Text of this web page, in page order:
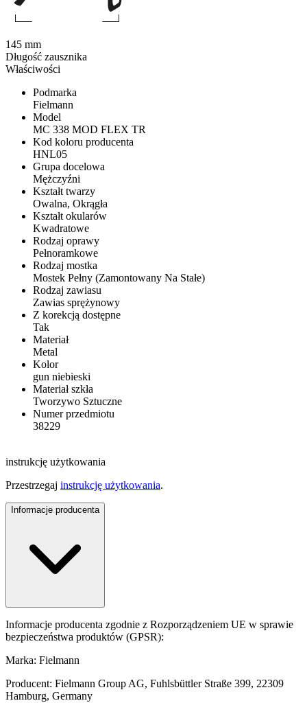
Właściwości
Podmarka
Fielmann
Model
MC 338 MOD FLEX TR
Kod koloru producenta
HNL05
Grupa docelowa
Mężczyźni
Kształt twarzy
Owalna, Okrągła
Kształt okularów
Kwadratowe
Rodzaj oprawy
Pełnoramkowe
Rodzaj mostka
Mostek Pełny (Zamontowany Na Stałe)
Rodzaj zawiasu
Zawias sprężynowy
Z korekcją dostępne
Tak
Materiał
Metal
Kolor
gun niebieski
Materiał szkła
Tworzywo Sztuczne
Numer przedmiotu
38229
instrukcję użytkowania
Przestrzegaj instrukcję użytkowania.
Informacje producenta
Informacje producenta zgodnie z Rozporządzeniem UE w sprawie
bezpieczeństwa produktów (GPSR):
Marka: Fielmann
Producent: Fielmann Group AG, Fuhlsbüttler Straße 399, 22309
Hamburg, Germany
145 mm
Długość zausznika